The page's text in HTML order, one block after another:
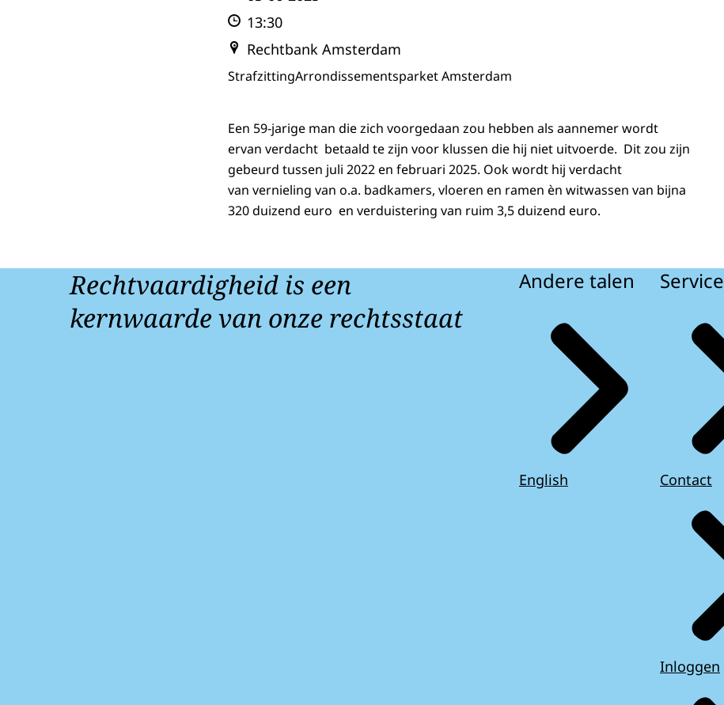
13:30
Rechtbank Amsterdam
StrafzittingArrondissementsparket Amsterdam
Een 59-jarige man die zich voorgedaan zou hebben als aannemer wordt
ervan verdacht betaald te zijn voor klussen die hij niet uitvoerde. Dit zou zijn
gebeurd tussen juli 2022 en februari 2025. Ook wordt hij verdacht
van vernieling van o.a. badkamers, vloeren en ramen èn witwassen van bijna
320 duizend euro en verduistering van ruim 3,5 duizend euro.
Rechtvaardigheid is een
kernwaarde van onze rechtsstaat
Andere talen
English
Service
Contact
Inloggen